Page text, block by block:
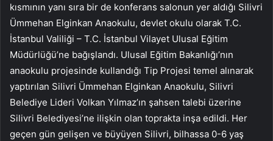
kısmının yanı sıra bir de konferans salonun yer aldığı Silivri
Ümmehan Elginkan Anaokulu, devlet okulu olarak T.C.
İstanbul Valiliği – T.C. İstanbul Vilayet Ulusal Eğitim
Müdürlüğü’ne bağışlandı. Ulusal Eğitim Bakanlığı’nın
anaokulu projesinde kullandığı Tip Projesi temel alınarak
yaptırılan Silivri Ümmehan Elginkan Anaokulu, Silivri
Belediye Lideri Volkan Yılmaz’ın şahsen talebi üzerine
Silivri Belediyesi’ne ilişkin olan toprakta inşa edildi. Her
geçen gün gelişen ve büyüyen Silivri, bilhassa 0-6 yaş